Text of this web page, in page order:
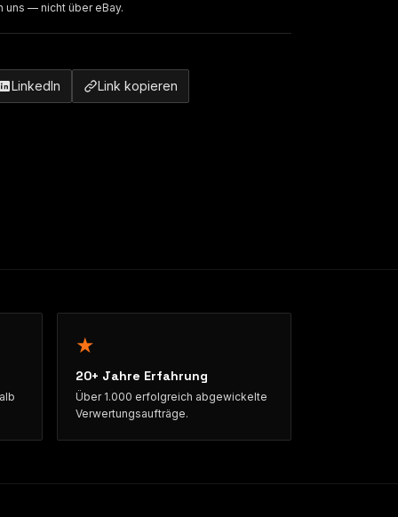
uns — nicht über eBay.
LinkedIn Link kopieren
★
20+ Jahre Erfahrung
Über 1.000 erfolgreich abgewickelte
Verwertungsaufträge.